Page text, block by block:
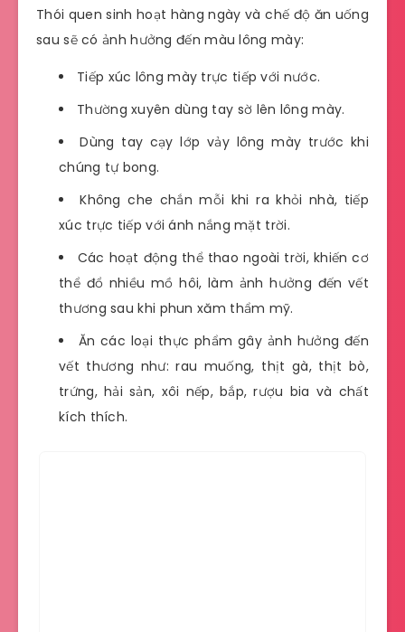
Thói quen sinh hoạt hàng ngày và chế độ ăn uống
sau sẽ có ảnh hưởng đến màu lông mày:
Tiếp xúc lông mày trực tiếp với nước.
Thường xuyên dùng tay sờ lên lông mày.
Dùng tay cạy lớp vảy lông mày trước khi
chúng tự bong.
Không che chắn mỗi khi ra khỏi nhà, tiếp
xúc trực tiếp với ánh nắng mặt trời.
Các hoạt động thể thao ngoài trời, khiến cơ
thể đổ nhiều mồ hôi, làm ảnh hưởng đến vết
thương sau khi phun xăm thẩm mỹ.
Ăn các loại thực phẩm gây ảnh hưởng đến
vết thương như: rau muống, thịt gà, thịt bò,
trứng, hải sản, xôi nếp, bắp, rượu bia và chất
kích thích.